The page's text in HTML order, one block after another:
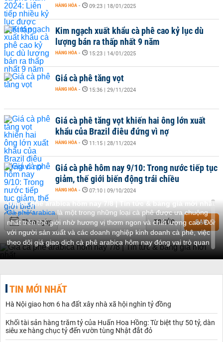
HÀNG HÓA - 09:23 | 18/01/2025
Kim ngạch xuất khẩu cà phê cao kỷ lục dù
lượng bán ra thấp nhất 9 năm
HÀNG HÓA - 15:23 | 14/01/2025
Giá cà phê tăng vọt
HÀNG HÓA - 15:36 | 29/11/2024
Giá cà phê tăng vọt khiến hai ông lớn xuất
khẩu của Brazil điêu đứng vì nợ
HÀNG HÓA - 11:15 | 28/11/2024
Giá cà phê hôm nay 9/10: Trong nước tiếp tục
giảm, thế giới biến động trái chiều
HÀNG HÓA - 07:10 | 09/10/2024
Theo ngày TRƯỚC SAU
Giá cà phê arabica hôm nay 7/8 | Tin tức & bảng giá mới nhất
Cà phê arabicalà một trong những loại cà phê được ưa chuộng
nhất trên thế giới nhờ hương vị thơm ngon và chất lượng cao. Đối
với người sản xuất và các doanh nghiệp kinh doanh cà phê, việc
theo dõi giá giao dịch cà phê arabica hôm nay đóng vai trò quan
trọng trong việc đưa ra các quyết định chiến lược. Bài viết này sẽ
Cà phê arabica chiếm khoảng 60% tổng sản lượng cà phê toàn
cầu, nổi bật với hương vị tinh tế, độ axit cao, và sự đa dạng về
chủng loại. Loại cà phê này được trồng chủ yếu tại các quốc gia
như Brazil, Colombia, và Ethiopia, nhưng gần đây, Việt Nam cũng
đang mở rộng diện tích trồng arabica để đáp ứng nhu cầu ngày
càng tăng.
TIN MỚI NHẤT
Hà Nội giao hơn 6 ha đất xây nhà xã hội nghìn tỷ đồng
Khối tài sản hàng trăm tỷ của Huấn Hoa Hồng: Từ biệt thự 50 tỷ, dàn
siêu xe hàng chục tỷ đến vườn tùng Nhật đắt đỏ